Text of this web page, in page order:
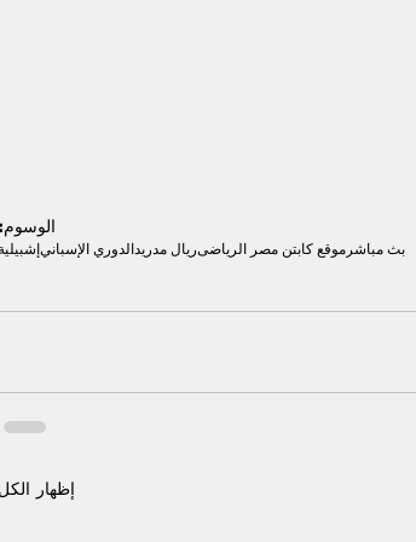
بث مباشرموقع كابتن مصر الرياضىريال مدريدالدوري الإسباني
إظهار الكل